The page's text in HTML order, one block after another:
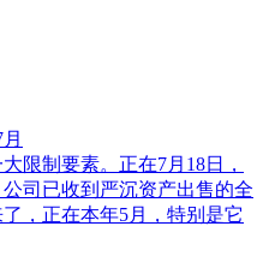
限制要素。正在7月18日，
司已收到严沉资产出售的全
，正在本年5月，特别是它